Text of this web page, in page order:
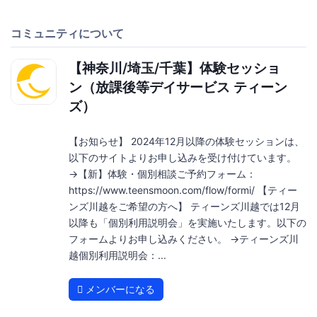
コミュニティについて
【神奈川/埼玉/千葉】体験セッショ
ン（放課後等デイサービス ティーン
ズ）
【お知らせ】 2024年12月以降の体験セッションは、
以下のサイトよりお申し込みを受け付けています。
→【新】体験・個別相談ご予約フォーム：
https://www.teensmoon.com/flow/formi/ 【ティー
ンズ川越をご希望の方へ】 ティーンズ川越では12月
以降も「個別利用説明会」を実施いたします。以下の
フォームよりお申し込みください。 →ティーンズ川
越個別利用説明会：...
メンバーになる